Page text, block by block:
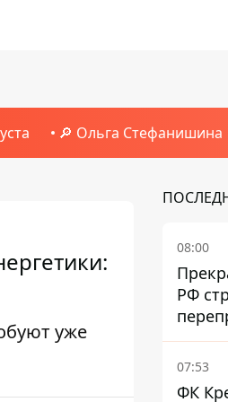
🔎 Ольга Стефанишина
уже
08:00
РФ
07:53
ФК